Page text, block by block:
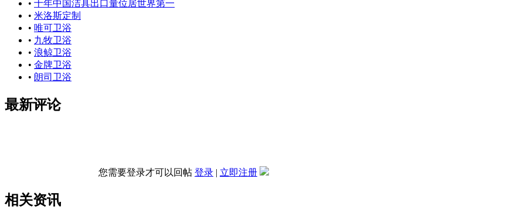
• 十年中国洁具出口量位居世界第一
• 米洛斯定制
• 唯可卫浴
• 九牧卫浴
• 浪鲸卫浴
• 金牌卫浴
• 朗司卫浴
最新评论
您需要登录才可以回帖 登录 | 立即注册
相关资讯